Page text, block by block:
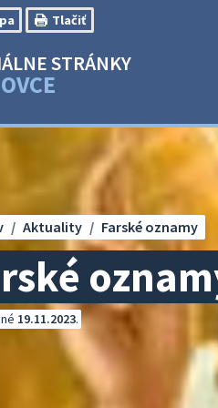
Tlačiť
STRÁNKY
Aktuality Farské oznamy
19.11.2023.